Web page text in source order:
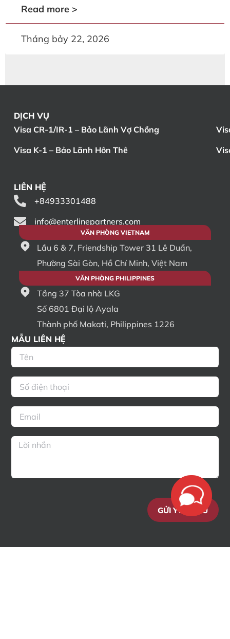
Read more >
Tháng bảy 22, 2026
DỊCH VỤ
Visa CR-1/IR-1 – Bảo Lãnh Vợ Chồng
Visa K-1 – Bảo Lãnh Hôn Thê
LIÊN HỆ
+84933301488
info@enterlinepartners.com
VĂN PHÒNG VIETNAM
Lầu 6 & 7, Friendship Tower 31 Lê Duẩn,
Phường Sài Gòn, Hồ Chí Minh, Việt Nam
VĂN PHÒNG PHILIPPINES
Tầng 37 Tòa nhà LKG
Số 6801 Đại lộ Ayala
Thành phố Makati, Philippines 1226
MẪU LIÊN HỆ
GỬI YÊU CẦU